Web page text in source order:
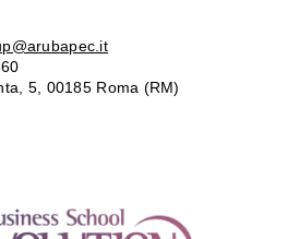
5, 00185 Roma (RM)